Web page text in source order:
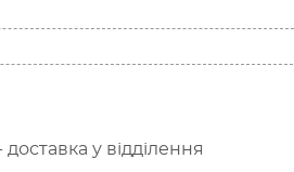
у відділення